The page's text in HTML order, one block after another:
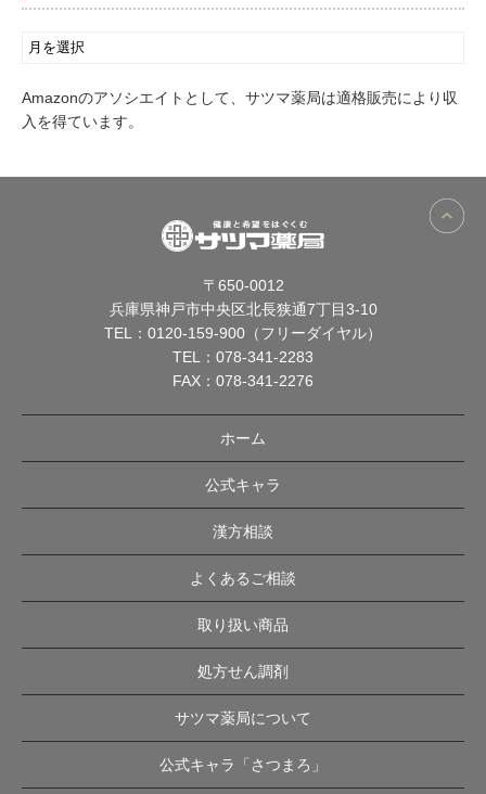
Amazonのアソシエイトとして、サツマ薬局は適格販売により収
入を得ています。
〒650-0012
兵庫県神戸市中央区北長狭通7丁目3-10
TEL： 0120-159-900（フリーダイヤル）
TEL： 078-341-2283
FAX：078-341-2276
ホーム
公式キャラ
漢方相談
よくあるご相談
取り扱い商品
処方せん調剤
サツマ薬局について
公式キャラ「さつまろ」